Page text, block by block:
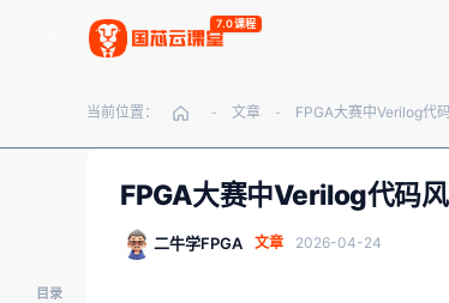
7.0课程
当前位置： - 文章 -
FPGA大赛中Verilog代码
二牛学FPGA 文章 2026-04-24
目录